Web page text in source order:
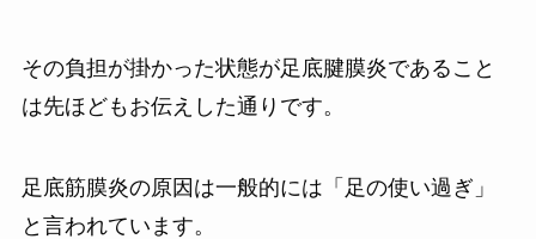
その負担が掛かった状態が足底腱膜炎であること
は先ほどもお伝えした通りです。
足底筋膜炎の原因は一般的には「足の使い過ぎ」
と言われています。